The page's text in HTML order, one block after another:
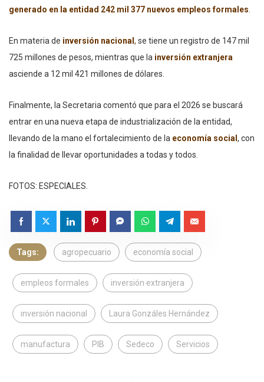
generado en la entidad 242 mil 377 nuevos empleos formales
En materia de inversión nacional , se tiene un registro de 147 mil
725 millones de pesos, mientras que la inversión extranjera
asciende a 12 mil 421 millones de dólares.
Finalmente, la Secretaria comentó que para el 2026 se buscará
entrar en una nueva etapa de industrialización de la entidad,
llevando de la mano el fortalecimiento de la economía social , con
la finalidad de llevar oportunidades a todas y todos.
FOTOS: ESPECIALES.
Tags: agropecuario economía social
empleos formales inversión extranjera
inversión nacional Laura Gonzáles Hernández
manufactura PIB Sedeco Servicios